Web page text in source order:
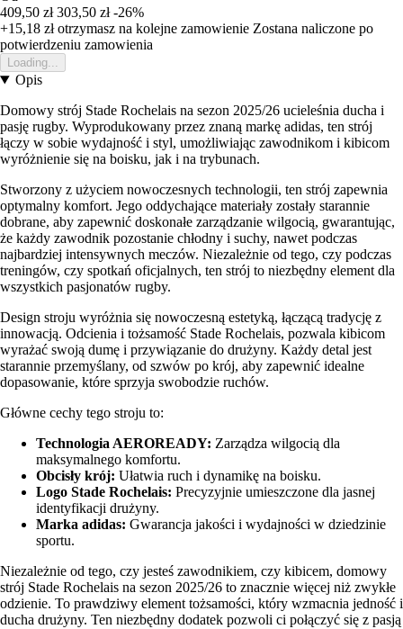
409,50 zł 303,50 zł -26%
+15,18 złotrzymasz na kolejne zamowienie Zostana naliczone po
potwierdzeniu zamowienia
Loading...
Opis
Domowy strój Stade Rochelais na sezon 2025/26 ucieleśnia ducha i
pasję rugby. Wyprodukowany przez znaną markę adidas, ten strój
łączy w sobie wydajność i styl, umożliwiając zawodnikom i kibicom
wyróżnienie się na boisku, jak i na trybunach.
Stworzony z użyciem nowoczesnych technologii, ten strój zapewnia
optymalny komfort. Jego oddychające materiały zostały starannie
dobrane, aby zapewnić doskonałe zarządzanie wilgocią, gwarantując,
że każdy zawodnik pozostanie chłodny i suchy, nawet podczas
najbardziej intensywnych meczów. Niezależnie od tego, czy podczas
treningów, czy spotkań oficjalnych, ten strój to niezbędny element dla
wszystkich pasjonatów rugby.
Design stroju wyróżnia się nowoczesną estetyką, łączącą tradycję z
innowacją. Odcienia i tożsamość Stade Rochelais, pozwala kibicom
wyrażać swoją dumę i przywiązanie do drużyny. Każdy detal jest
starannie przemyślany, od szwów po krój, aby zapewnić idealne
dopasowanie, które sprzyja swobodzie ruchów.
Główne cechy tego stroju to:
Technologia AEROREADY: Zarządza wilgocią dla
maksymalnego komfortu.
Obcisły krój: Ułatwia ruch i dynamikę na boisku.
Logo Stade Rochelais: Precyzyjnie umieszczone dla jasnej
identyfikacji drużyny.
Marka adidas: Gwarancja jakości i wydajności w dziedzinie
sportu.
Niezależnie od tego, czy jesteś zawodnikiem, czy kibicem, domowy
strój Stade Rochelais na sezon 2025/26 to znacznie więcej niż zwykłe
odzienie. To prawdziwy element tożsamości, który wzmacnia jedność i
ducha drużyny. Ten niezbędny dodatek pozwoli ci połączyć się z pasją